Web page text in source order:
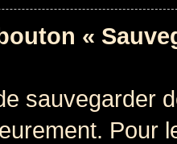
«
sauvegarder
Pour